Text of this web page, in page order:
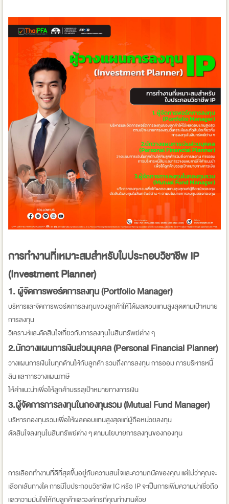
การทำงานที่เหมาะสมสำหรับใบประกอบวิชาชีพ IP
(Investment Planner)
1. ผู้จัดการพอร์ตการลงทุน (Portfolio Manager)
บริหารและจัดการพอร์ตการลงทุนของลูกค้าให้ได้ผลตอบแทนสูงสุดตามเป้าหมาย
การลงทุน
วิเคราะห์และตัดสินใจเกี่ยวกับการลงทุนในสินทรัพย์ต่าง ๆ
2.นักวางแผนการเงินส่วนบุคคล (Personal Financial Planner)
วางแผนการเงินในทุกด้านให้กับลูกค้า รวมถึงการลงทุน การออม การบริหารหนี้
สิน และการวางแผนภาษี
ให้คำแนะนำเพื่อให้ลูกค้าบรรลุเป้าหมายทางการเงิน
3.ผู้จัดการการลงทุนในกองทุนรวม (Mutual Fund Manager)
บริหารกองทุนรวมเพื่อให้ผลตอบแทนสูงสุดแก่ผู้ถือหน่วยลงทุน
ตัดสินใจลงทุนในสินทรัพย์ต่าง ๆ ตามนโยบายการลงทุนของกองทุน
การเลือกทำงานที่ดีที่สุดขึ้นอยู่กับความสนใจและความถนัดของคุณ แต่ไม่ว่าคุณจะ
เลือกเส้นทางใด การมีใบประกอบวิชาชีพ IC หรือ IP จะเป็นการเพิ่มความน่าเชื่อถือ
และความมั่นใจให้กับลูกค้าและองค์กรที่คุณทำงานด้วย